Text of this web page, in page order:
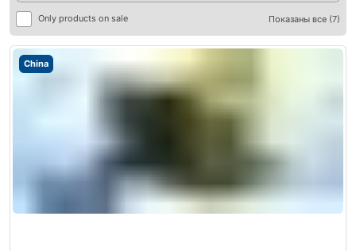
Only products on sale Показаны все (7)
China